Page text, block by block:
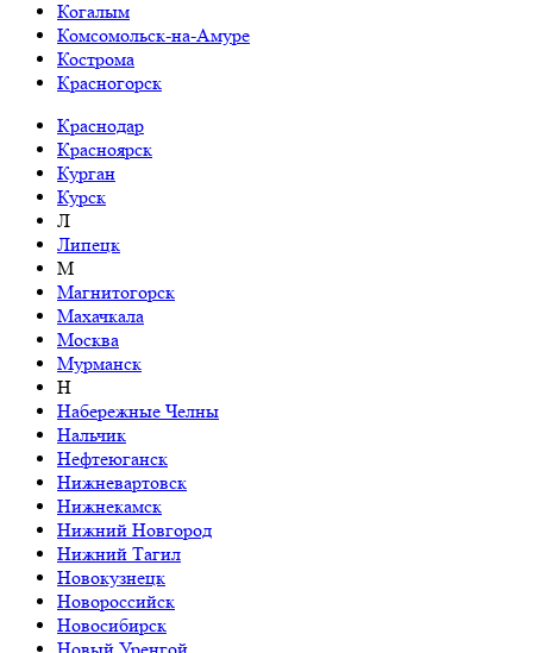
Когалым
Комсомольск-на-Амуре
Кострома
Красногорск
Краснодар
Красноярск
Курган
Курск
Л
Липецк
М
Магнитогорск
Махачкала
Москва
Мурманск
Н
Набережные Челны
Нальчик
Нефтеюганск
Нижневартовск
Нижнекамск
Нижний Новгород
Нижний Тагил
Новокузнецк
Новороссийск
Новосибирск